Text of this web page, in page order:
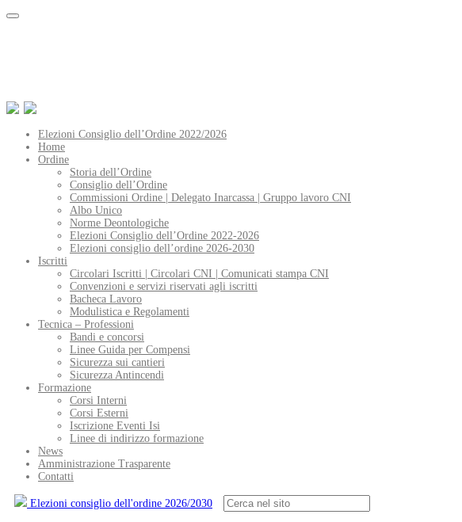
Elezioni Consiglio dell’Ordine 2022/2026
Home
Ordine
Storia dell’Ordine
Consiglio dell’Ordine
Commissioni Ordine | Delegato Inarcassa | Gruppo lavoro CNI
Albo Unico
Norme Deontologiche
Elezioni Consiglio dell’Ordine 2022-2026
Elezioni consiglio dell’ordine 2026-2030
Iscritti
Circolari Iscritti | Circolari CNI | Comunicati stampa CNI
Convenzioni e servizi riservati agli iscritti
Bacheca Lavoro
Modulistica e Regolamenti
Tecnica – Professioni
Bandi e concorsi
Linee Guida per Compensi
Sicurezza sui cantieri
Sicurezza Antincendi
Formazione
Corsi Interni
Corsi Esterni
Iscrizione Eventi Isi
Linee di indirizzo formazione
News
Amministrazione Trasparente
Contatti
Elezioni consiglio dell'ordine 2026/2030